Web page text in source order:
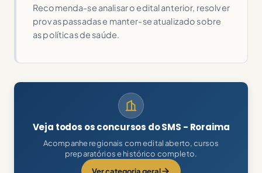
Recomenda-se analisar o edital anterior, resolver
provas passadas e manter-se atualizado sobre
as políticas de saúde.
Veja todos os concursos do SMS - Roraima
Acompanhe regionais com edital aberto, cursos
preparatórios e histórico completo.